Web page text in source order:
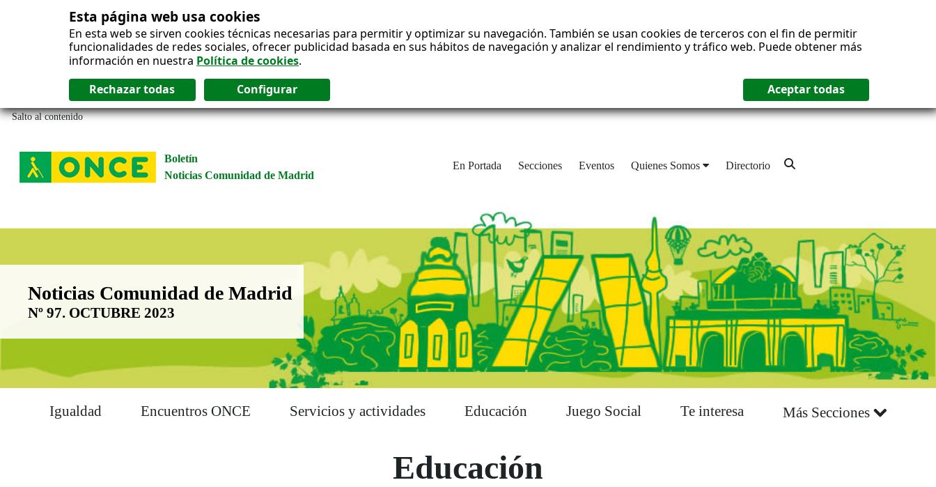
Esta página web usa cookies
En esta web se sirven cookies técnicas necesarias para permitir y optimizar su navegación. También se usan cookies de terceros con el fin de permitir
funcionalidades de redes sociales, ofrecer publicidad basada en sus hábitos de navegación y analizar el rendimiento y tráfico web. Puede obtener más
información en nuestra Política de cookies.
Salto al contenido
Boletín
Noticias Comunidad de Madrid
En Portada Secciones Eventos Quienes Somos Directorio
Boletín Noticias Comunidad de Madrid
Noticias Comunidad de Madrid
Nº 97. OCTUBRE 2023
Igualdad Encuentros ONCE Servicios y actividades Educación Juego Social Te interesa Más Secciones
Educación